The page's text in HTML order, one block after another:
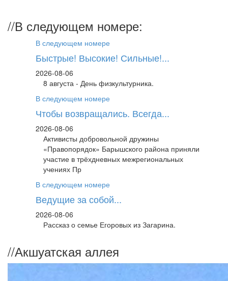
//В следующем номере:
В следующем номере
Быстрые! Высокие! Сильные!...
2026-08-06
8 августа - День физкультурника.
В следующем номере
Чтобы возвращались. Всегда...
2026-08-06
Активисты добровольной дружины
«Правопорядок» Барышского района приняли
участие в трёхдневных межрегиональных
учениях Пр
В следующем номере
Ведущие за собой...
2026-08-06
Рассказ о семье Егоровых из Загарина.
//Акшуатская аллея